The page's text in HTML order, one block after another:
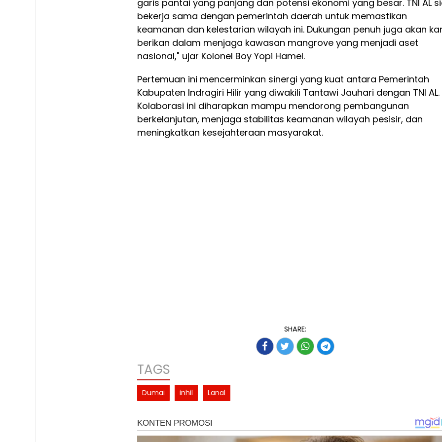
garis pantai yang panjang dan potensi ekonomi yang besar. TNI AL
bekerja sama dengan pemerintah daerah untuk memastikan
keamanan dan kelestarian wilayah ini. Dukungan penuh juga akan
berikan dalam menjaga kawasan mangrove yang menjadi aset
nasional," ujar Kolonel Boy Yopi Hamel.
Pertemuan ini mencerminkan sinergi yang kuat antara Pemerintah
Kabupaten Indragiri Hilir yang diwakili Tantawi Jauhari dengan TNI AL.
Kolaborasi ini diharapkan mampu mendorong pembangunan
berkelanjutan, menjaga stabilitas keamanan wilayah pesisir, dan
meningkatkan kesejahteraan masyarakat.
SHARE:
TAGS
Dumai inhil Lanal